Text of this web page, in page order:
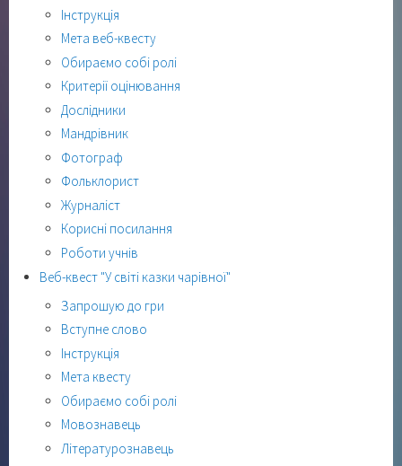
Інструкція
Мета веб-квесту
Обираємо собі ролі
Критерії оцінювання
Дослідники
Мандрівник
Фотограф
Фольклорист
Журналіст
Корисні посилання
Роботи учнів
Веб-квест "У світі казки чарівної"
Запрошую до гри
Вступне слово
Інструкція
Мета квесту
Обираємо собі ролі
Мовознавець
Літературознавець